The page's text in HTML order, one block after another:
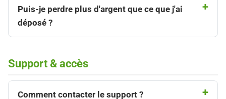
Puis-je perdre plus d'argent que ce que j'ai
déposé ?
Support & accès
Comment contacter le support ?